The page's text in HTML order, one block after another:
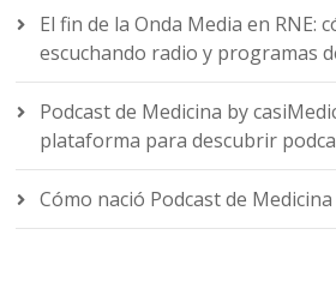
El fin de la Onda Media en RNE:
escuchando radio y programas
Podcast de Medicina by
plataforma para descubrir
Cómo nació Podcast de Medicina